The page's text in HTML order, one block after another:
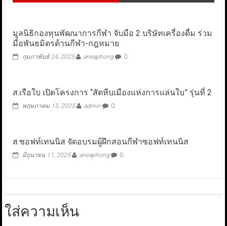
มูลนิธิกองทุนพัฒนาการกีฬา จับมือ 2 บริษัทเครื่องดื่ม ร่วม
มือพันธมิตรด้านกีฬา-กฎหมาย
กุมภาพันธ์ 24, 2025 aneaphong 0
ส.เรือใบ เปิดโครงการ “สัตหีบเมืองแห่งการแล่นใบ” รุ่นที่ 2
พฤษภาคม 15, 2023 admin 0
ส.ซอฟท์เทนนิส จัดอบรมผู้ฝึกสอนกีฬาซอฟท์เทนนิส
มิถุนายน 11, 2025 aneaphong 0
ใส่ความเห็น